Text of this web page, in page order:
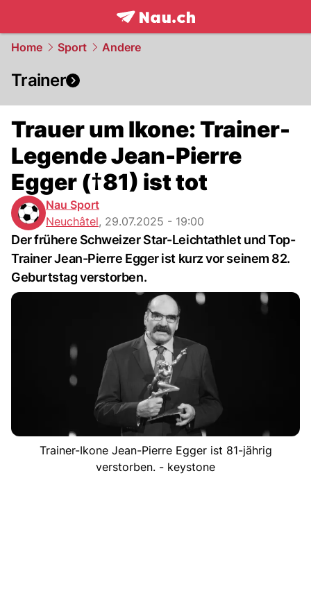
frontpage.NAU.ch
Home Sport Andere
Trainer
Trauer um Ikone: Trainer-
Legende Jean-Pierre
Egger (†81) ist tot
Nau Sport
Neuchâtel, 29.07.2025 - 19:00
Der frühere Schweizer Star-Leichtathlet und Top-
Trainer Jean-Pierre Egger ist kurz vor seinem 82.
Geburtstag verstorben.
Trainer-Ikone Jean-Pierre Egger ist 81-jährig
verstorben. - keystone